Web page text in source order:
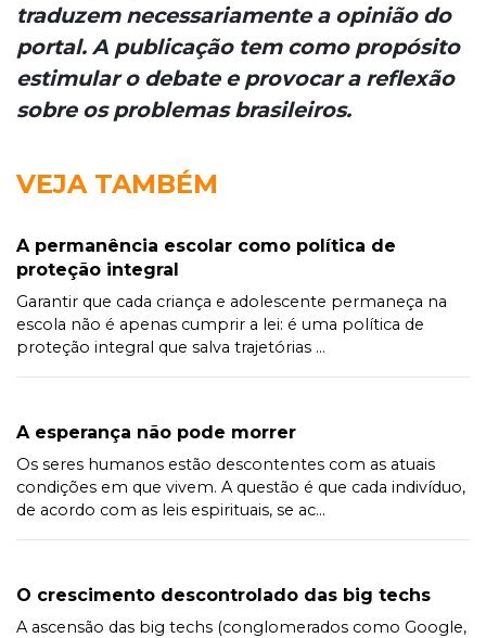
traduzem necessariamente a opinião do
portal. A publicação tem como propósito
estimular o debate e provocar a reflexão
sobre os problemas brasileiros.
VEJA TAMBÉM
A permanência escolar como política de
proteção integral
Garantir que cada criança e adolescente permaneça na
escola não é apenas cumprir a lei: é uma política de
proteção integral que salva trajetórias ...
A esperança não pode morrer
Os seres humanos estão descontentes com as atuais
condições em que vivem. A questão é que cada indivíduo,
de acordo com as leis espirituais, se ac...
O crescimento descontrolado das big techs
A ascensão das big techs (conglomerados como Google,